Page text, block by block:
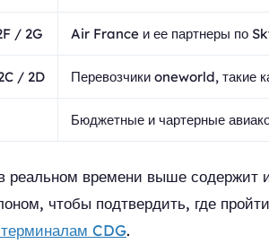
/ 2G Air France и ее партнеры по
/ 2D Перевозчики oneworld,
Бюджетные и чартерные
реальном времени выше содержит
чтобы подтвердить, где
терминалам CDG.